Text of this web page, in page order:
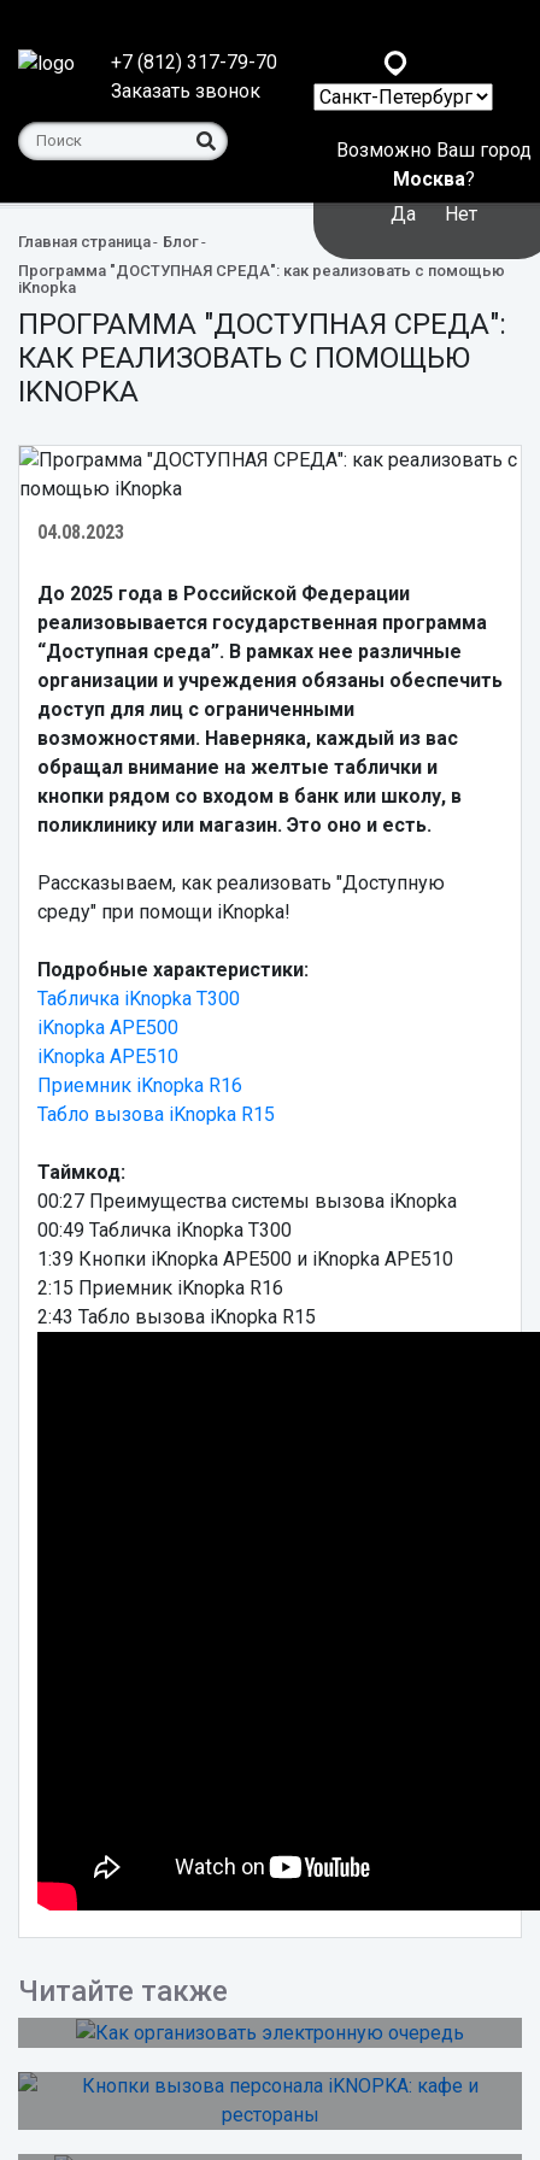
+7 (812) 317-79-70
Заказать звонок
Возможно Ваш город
Москва?
Да
Нет
Главная страница
Блог
Программа "ДОСТУПНАЯ СРЕДА": как реализовать с помощью
iKnopka
ПРОГРАММА "ДОСТУПНАЯ СРЕДА":
КАК РЕАЛИЗОВАТЬ С ПОМОЩЬЮ
IKNOPKA
04.08.2023
До 2025 года в Российской Федерации
реализовывается государственная программа
“Доступная среда”. В рамках нее различные
организации и учреждения обязаны обеспечить
доступ для лиц с ограниченными
возможностями. Наверняка, каждый из вас
обращал внимание на желтые таблички и
кнопки рядом со входом в банк или школу, в
поликлинику или магазин. Это оно и есть.
Рассказываем, как реализовать "Доступную
среду" при помощи iKnopka!
Подробные характеристики:
Табличка iKnopka T300
iKnopka APE500
iKnopka APE510
Приемник iKnopka R16
Табло вызова iKnopka R15
Таймкод:
00:27 Преимущества системы вызова iKnopka
00:49 Табличка iKnopka T300
1:39 Кнопки iKnopka APE500 и iKnopka APE510
2:15 Приемник iKnopka R16
2:43 Табло вызова iKnopka R15
Читайте также